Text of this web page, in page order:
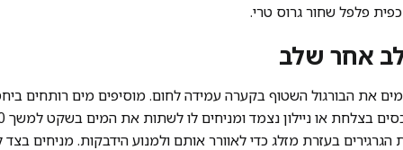
פלפל שחור גרוס טרי.
אחר שלב
בעזרת מזלג כדי לאוורר אותם ולמנוע הידבקות. מניחים בצד